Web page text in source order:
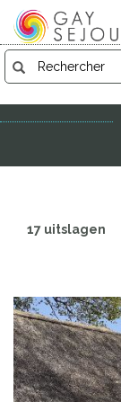
17 uitslagen